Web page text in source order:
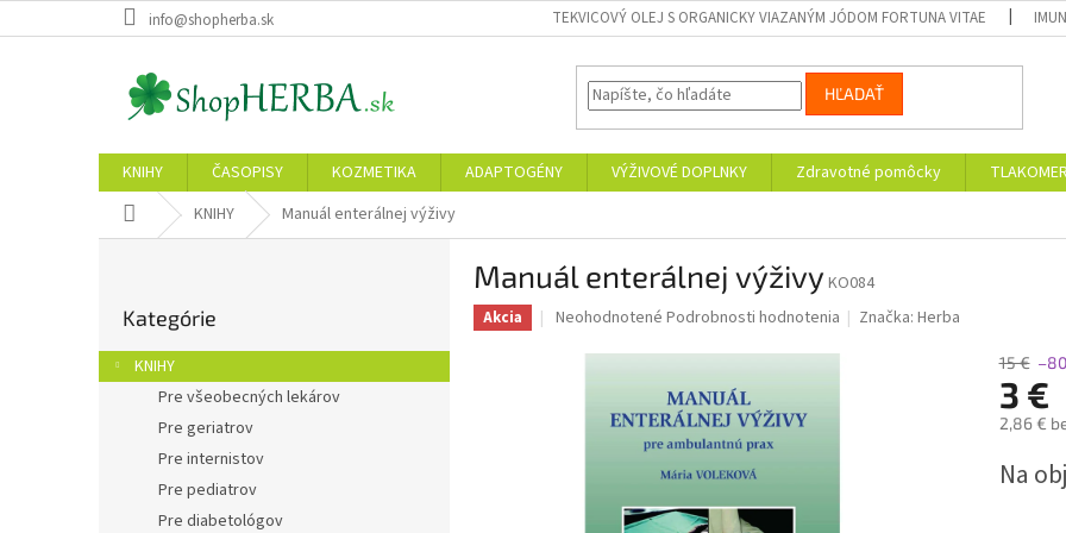
na
info@shopherba.sk TEKVICOVÝ OLEJ S ORGANICKY VIAZANÝM JÓDOM FORTUNA VITAE
HĽADAŤ
KNIHY ČASOPISY KOZMETIKA ADAPTOGÉNY VÝŽIVOVÉ DOPLNKY Zdravotné pomôcky
DomovKNIHY Manuál enterálnej výživy
ý
p
kategórie
Kategórie
KNIHY
Pre všeobecných lekárov
Pre geriatrov
Pre internistov
Pre pediatrov
Pre diabetológov
Manuál enterálnej výživy KO084
Akcia
Priemerné
produktu
Neohodnotené Podrobnosti hodnotenia Značka:Herba
15 €
3 €
2,86 €
cena:
Na